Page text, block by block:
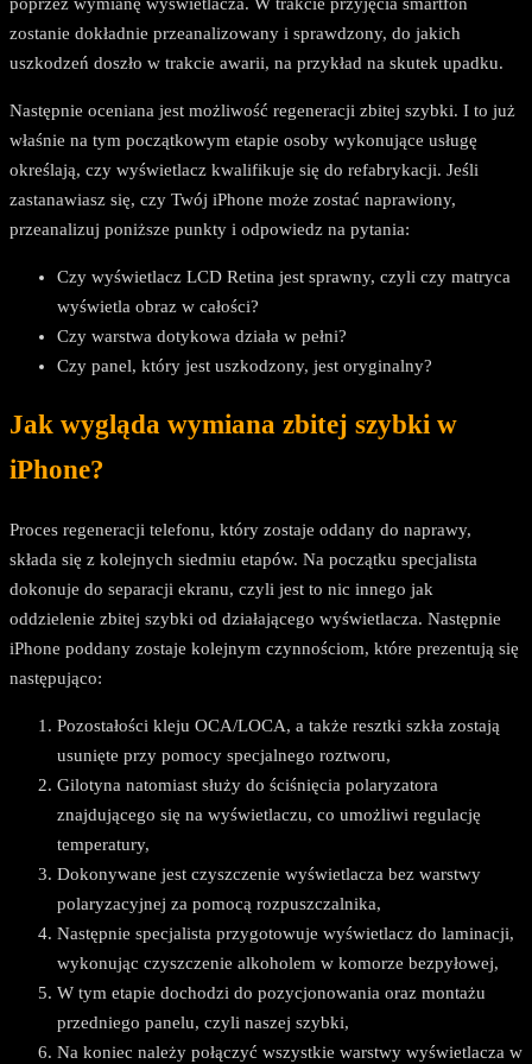
zostanie dokładnie przeanalizowany i sprawdzony, do jakich
uszkodzeń doszło w trakcie awarii, na przykład na skutek upadku.
Następnie oceniana jest możliwość regeneracji zbitej szybki. I to już
właśnie na tym początkowym etapie osoby wykonujące usługę
określają, czy wyświetlacz kwalifikuje się do refabrykacji. Jeśli
zastanawiasz się, czy Twój iPhone może zostać naprawiony,
przeanalizuj poniższe punkty i odpowiedz na pytania:
Czy wyświetlacz LCD Retina jest sprawny, czyli czy matryca
wyświetla obraz w całości?
Czy warstwa dotykowa działa w pełni?
Czy panel, który jest uszkodzony, jest oryginalny?
Jak wygląda wymiana zbitej szybki w
iPhone?
Proces regeneracji telefonu, który zostaje oddany do naprawy,
składa się z kolejnych siedmiu etapów. Na początku specjalista
dokonuje do separacji ekranu, czyli jest to nic innego jak
oddzielenie zbitej szybki od działającego wyświetlacza. Następnie
iPhone poddany zostaje kolejnym czynnościom, które prezentują się
następująco:
Pozostałości kleju OCA/LOCA, a także resztki szkła zostają
usunięte przy pomocy specjalnego roztworu,
Gilotyna natomiast służy do ściśnięcia polaryzatora
znajdującego się na wyświetlaczu, co umożliwi regulację
temperatury,
Dokonywane jest czyszczenie wyświetlacza bez warstwy
polaryzacyjnej za pomocą rozpuszczalnika,
Następnie specjalista przygotowuje wyświetlacz do laminacji,
wykonując czyszczenie alkoholem w komorze bezpyłowej,
W tym etapie dochodzi do pozycjonowania oraz montażu
przedniego panelu, czyli naszej szybki,
Na koniec należy połączyć wszystkie warstwy wyświetlacza w